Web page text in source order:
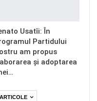
Usatîi: În
Partidului
am propus
și adoptarea